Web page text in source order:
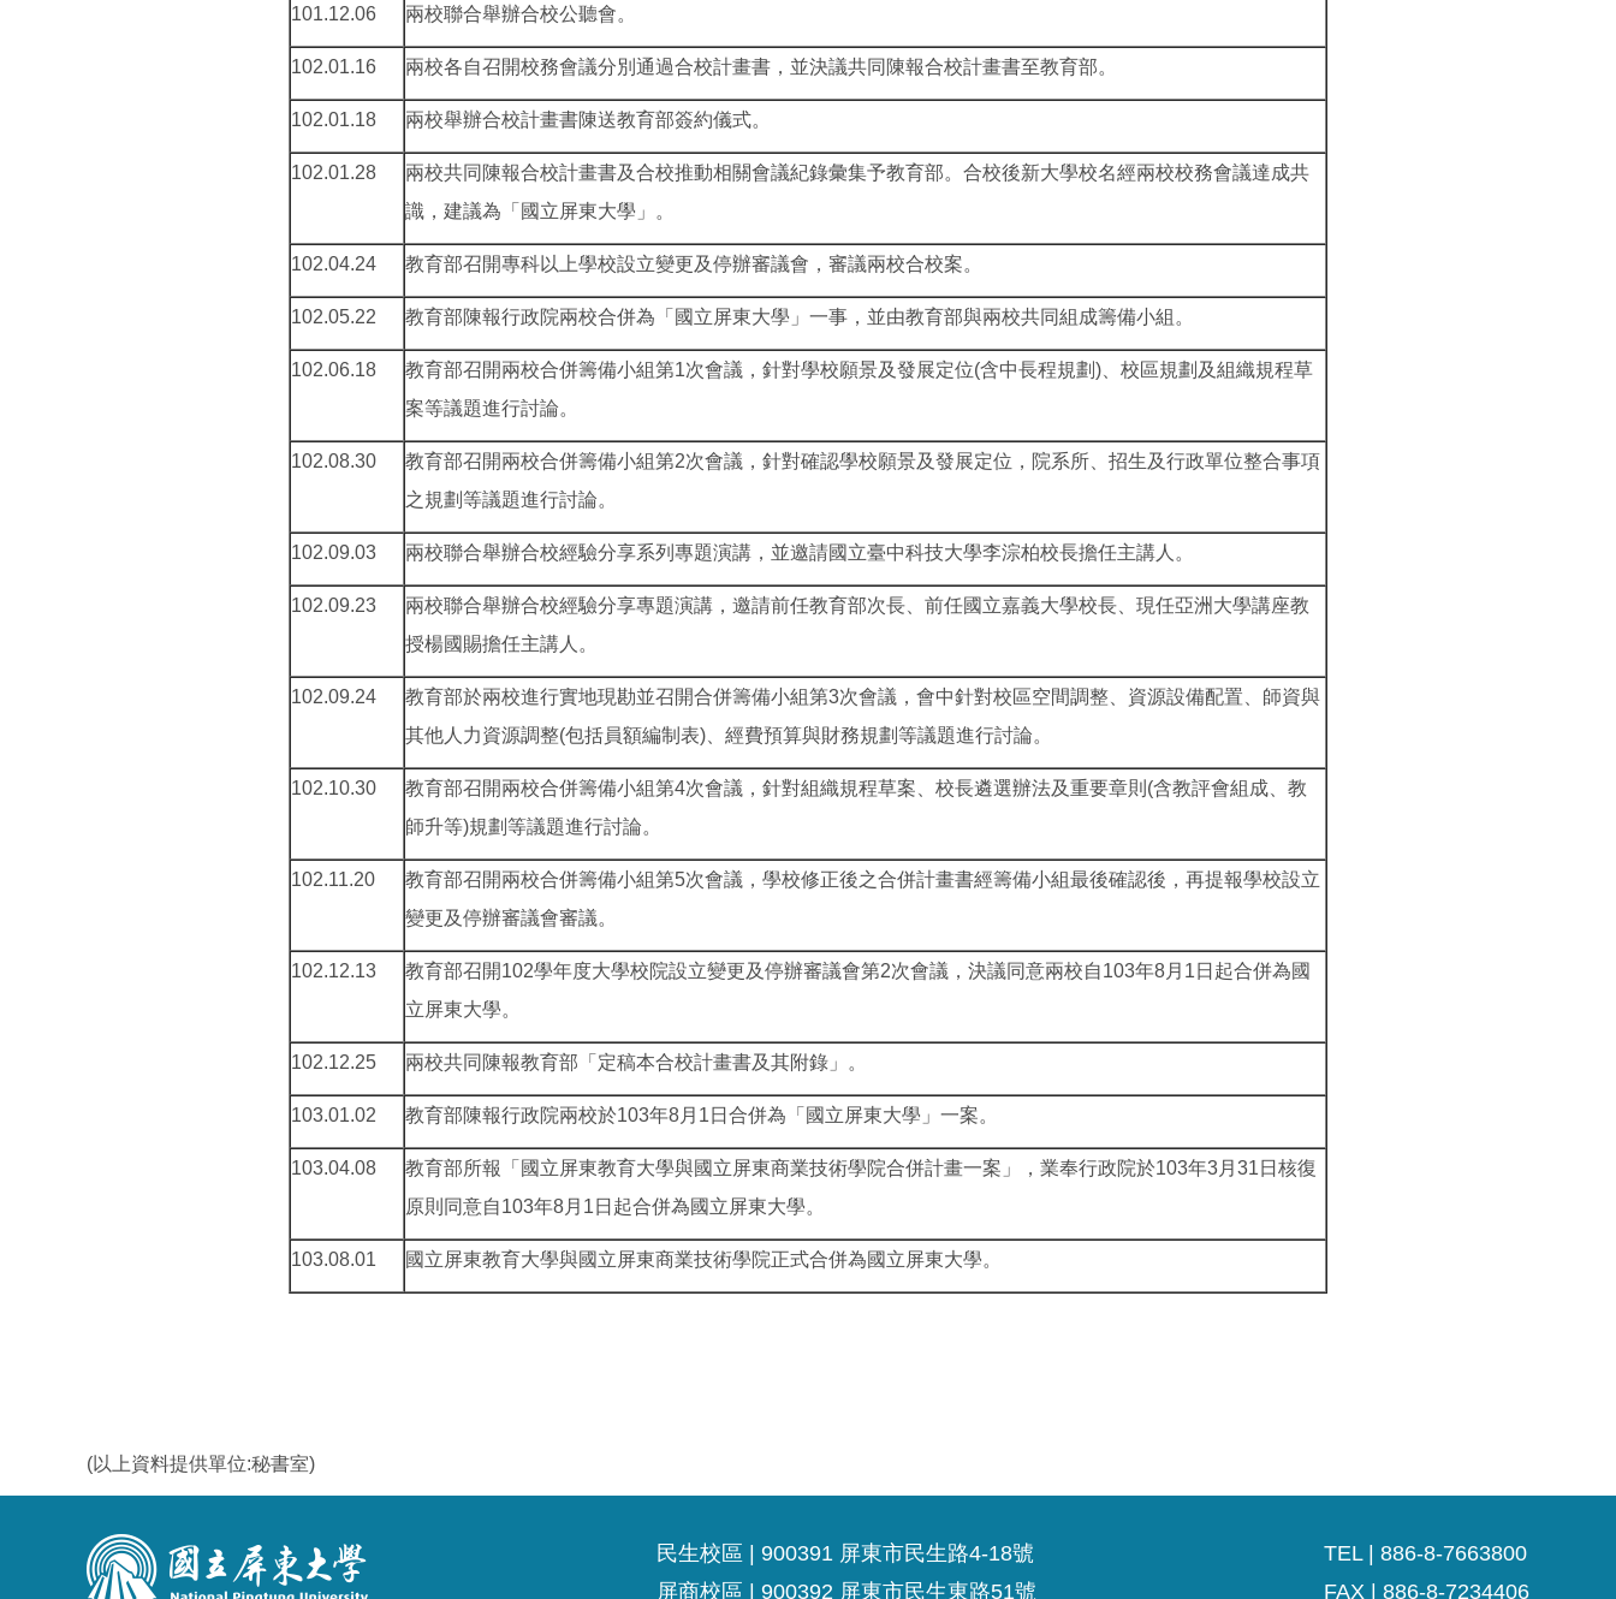
101.12.06 兩校聯合舉辦合校公聽會。
102.01.16 兩校各自召開校務會議分別通過合校計畫書，並決議共同陳報合校計畫書至教育部。
102.01.18 兩校舉辦合校計畫書陳送教育部簽約儀式。
102.01.28
兩校共同陳報合校計畫書及合校推動相關會議紀錄彙集予教育部。合校後新大學校名經兩校校務會議達成共
識，建議為「國立屏東大學」。
102.04.24 教育部召開專科以上學校設立變更及停辦審議會，審議兩校合校案。
102.05.22 教育部陳報行政院兩校合併為「國立屏東大學」一事，並由教育部與兩校共同組成籌備小組。
102.06.18
教育部召開兩校合併籌備小組第1次會議，針對學校願景及發展定位(含中長程規劃)、校區規劃及組織規程草
案等議題進行討論。
102.08.30
教育部召開兩校合併籌備小組第2次會議，針對確認學校願景及發展定位，院系所、招生及行政單位整合事項
之規劃等議題進行討論。
102.09.03 兩校聯合舉辦合校經驗分享系列專題演講，並邀請國立臺中科技大學李淙柏校長擔任主講人。
102.09.23
兩校聯合舉辦合校經驗分享專題演講，邀請前任教育部次長、前任國立嘉義大學校長、現任亞洲大學講座教
授楊國賜擔任主講人。
102.09.24
教育部於兩校進行實地現勘並召開合併籌備小組第3次會議，會中針對校區空間調整、資源設備配置、師資與
其他人力資源調整(包括員額編制表)、經費預算與財務規劃等議題進行討論。
102.10.30
教育部召開兩校合併籌備小組第4次會議，針對組織規程草案、校長遴選辦法及重要章則(含教評會組成、教
師升等)規劃等議題進行討論。
102.11.20
教育部召開兩校合併籌備小組第5次會議，學校修正後之合併計畫書經籌備小組最後確認後，再提報學校設立
變更及停辦審議會審議。
102.12.13
教育部召開102學年度大學校院設立變更及停辦審議會第2次會議，決議同意兩校自103年8月1日起合併為國
立屏東大學。
102.12.25 兩校共同陳報教育部「定稿本合校計畫書及其附錄」。
103.01.02 教育部陳報行政院兩校於103年8月1日合併為「國立屏東大學」一案。
103.04.08
教育部所報「國立屏東教育大學與國立屏東商業技術學院合併計畫一案」，業奉行政院於103年3月31日核復
原則同意自103年8月1日起合併為國立屏東大學。
103.08.01 國立屏東教育大學與國立屏東商業技術學院正式合併為國立屏東大學。
(以上資料提供單位:秘書室)
民生校區 | 900391 屏東市民生路4-18號
屏商校區 | 900392 屏東市民生東路51號
TEL | 886-8-7663800
FAX | 886-8-7234406